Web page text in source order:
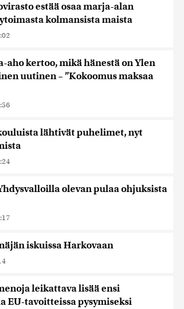
estää osaa marja-alan
kolmansista maista
aho kertoo, mikä hänestä on Ylen
uutinen – ”Kokoomus maksaa
lähtivät puhelimet, nyt
olevan pulaa ohjuksista
iskuissa Harkovaan
leikattava lisää ensi
EU-tavoitteissa pysymiseksi